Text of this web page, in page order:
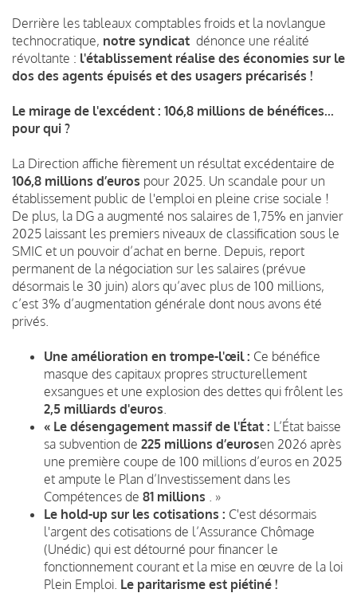
Derrière les tableaux comptables froids et la novlangue
technocratique, notre syndicat dénonce une réalité
révoltante : l'établissement réalise des économies sur le
dos des agents épuisés et des usagers précarisés !
Le mirage de l'excédent : 106,8 millions de bénéfices...
pour qui ?
La Direction affiche fièrement un résultat excédentaire de
106,8 millions d’euros pour 2025. Un scandale pour un
établissement public de l'emploi en pleine crise sociale !
De plus, la DG a augmenté nos salaires de 1,75% en janvier
2025 laissant les premiers niveaux de classification sous le
SMIC et un pouvoir d’achat en berne. Depuis, report
permanent de la négociation sur les salaires (prévue
désormais le 30 juin) alors qu’avec plus de 100 millions,
c’est 3% d’augmentation générale dont nous avons été
privés.
Une amélioration en trompe-l'œil : Ce bénéfice
masque des capitaux propres structurellement
exsangues et une explosion des dettes qui frôlent les
2,5 milliards d'euros
« Le désengagement massif de l'État : L’État baisse
sa subvention de 225 millions d’eurosen 2026 après
une première coupe de 100 millions d’euros en 2025
et ampute le Plan d’Investissement dans les
Compétences de 81 millions
. »
Le hold-up sur les cotisations : C'est désormais
l'argent des cotisations de l’Assurance Chômage
(Unédic) qui est détourné pour financer le
fonctionnement courant et la mise en œuvre de la loi
Plein Emploi. Le paritarisme est piétiné !